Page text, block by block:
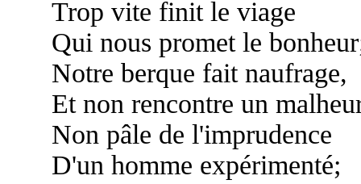
Trop vite finit le viage
Qui nous promet le
Notre berque fait naufrage,
Et non rencontre un
Non pâle de l'imprudence
D'un homme expérimenté;